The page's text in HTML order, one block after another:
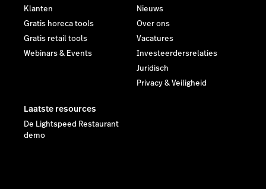
Klanten
Gratis horeca tools
Gratis retail tools
Webinars & Events
Nieuws
Over ons
Vacatures
Investeerdersrelaties
Juridisch
Privacy & Veiligheid
Laatste resources
De Lightspeed Restaurant
demo